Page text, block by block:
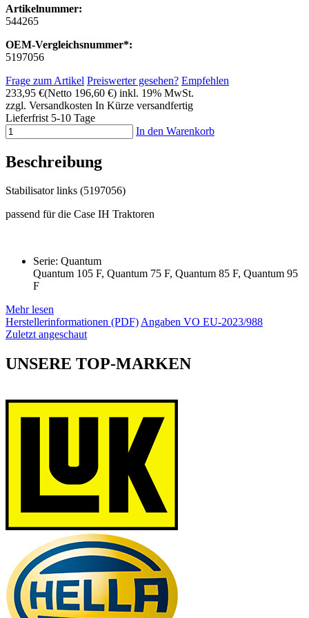
Artikelnummer:
544265
OEM-Vergleichsnummer*:
5197056
Frage zum Artikel Preiswerter gesehen? Empfehlen
233,95 €(Netto 196,60 €) inkl. 19% MwSt.
zzgl. Versandkosten In Kürze versandfertig
Lieferfrist 5-10 Tage
In den Warenkorb
Beschreibung
Stabilisator links (5197056)
passend für die Case IH Traktoren
Serie: Quantum
Quantum 105 F, Quantum 75 F, Quantum 85 F, Quantum 95
F
Mehr lesen
Herstellerinformationen (PDF)Angaben VO EU-2023/988
Zuletzt angeschaut
UNSERE TOP-MARKEN